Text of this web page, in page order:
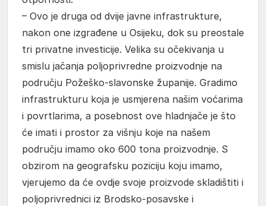
– Ovo je druga od dvije javne infrastrukture,
nakon one izgrađene u Osijeku, dok su preostale
tri privatne investicije. Velika su očekivanja u
smislu jačanja poljoprivredne proizvodnje na
području Požeško-slavonske županije. Gradimo
infrastrukturu koja je usmjerena našim voćarima
i povrtlarima, a posebnost ove hladnjače je što
će imati i prostor za višnju koje na našem
području imamo oko 600 tona proizvodnje. S
obzirom na geografsku poziciju koju imamo,
vjerujemo da će ovdje svoje proizvode skladištiti i
poljoprivrednici iz Brodsko-posavske i